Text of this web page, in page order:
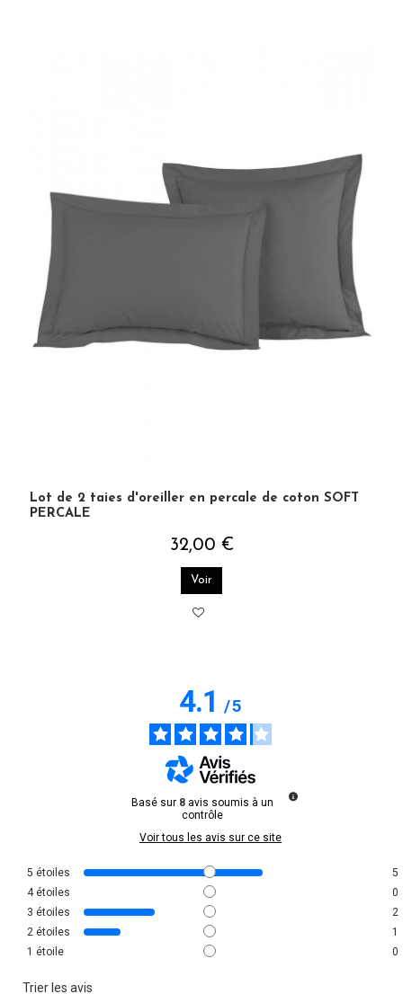
Lot de 2 taies d'oreiller en percale de coton SOFT
PERCALE
32,00 €
Voir
4.1/5
Basé sur 8 avis soumis à un
contrôle
Voir tous les avis sur ce site
5 étoiles
5
4 étoiles
0
3 étoiles
2
2 étoiles
1
1 étoile 0
Trier les avis